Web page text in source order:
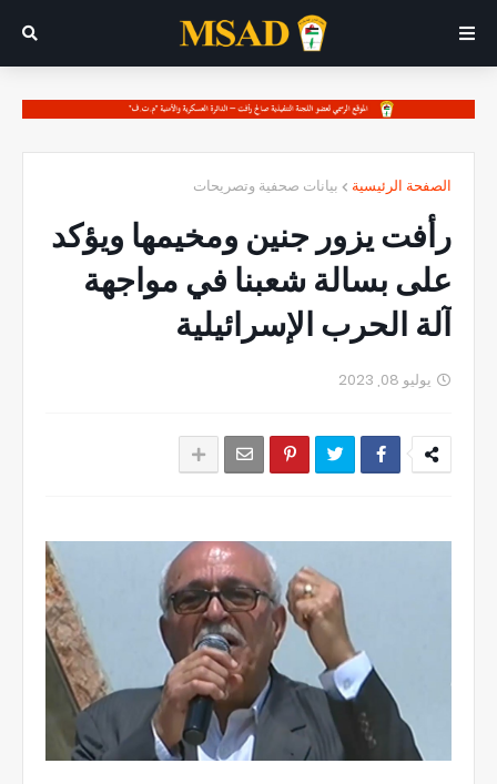
الصفحة الرئيسية بيانات صحفية وتصريحات
رأفت يزور جنين ومخيمها ويؤكد
على بسالة شعبنا في مواجهة
آلة الحرب الإسرائيلية
يوليو 08, 2023